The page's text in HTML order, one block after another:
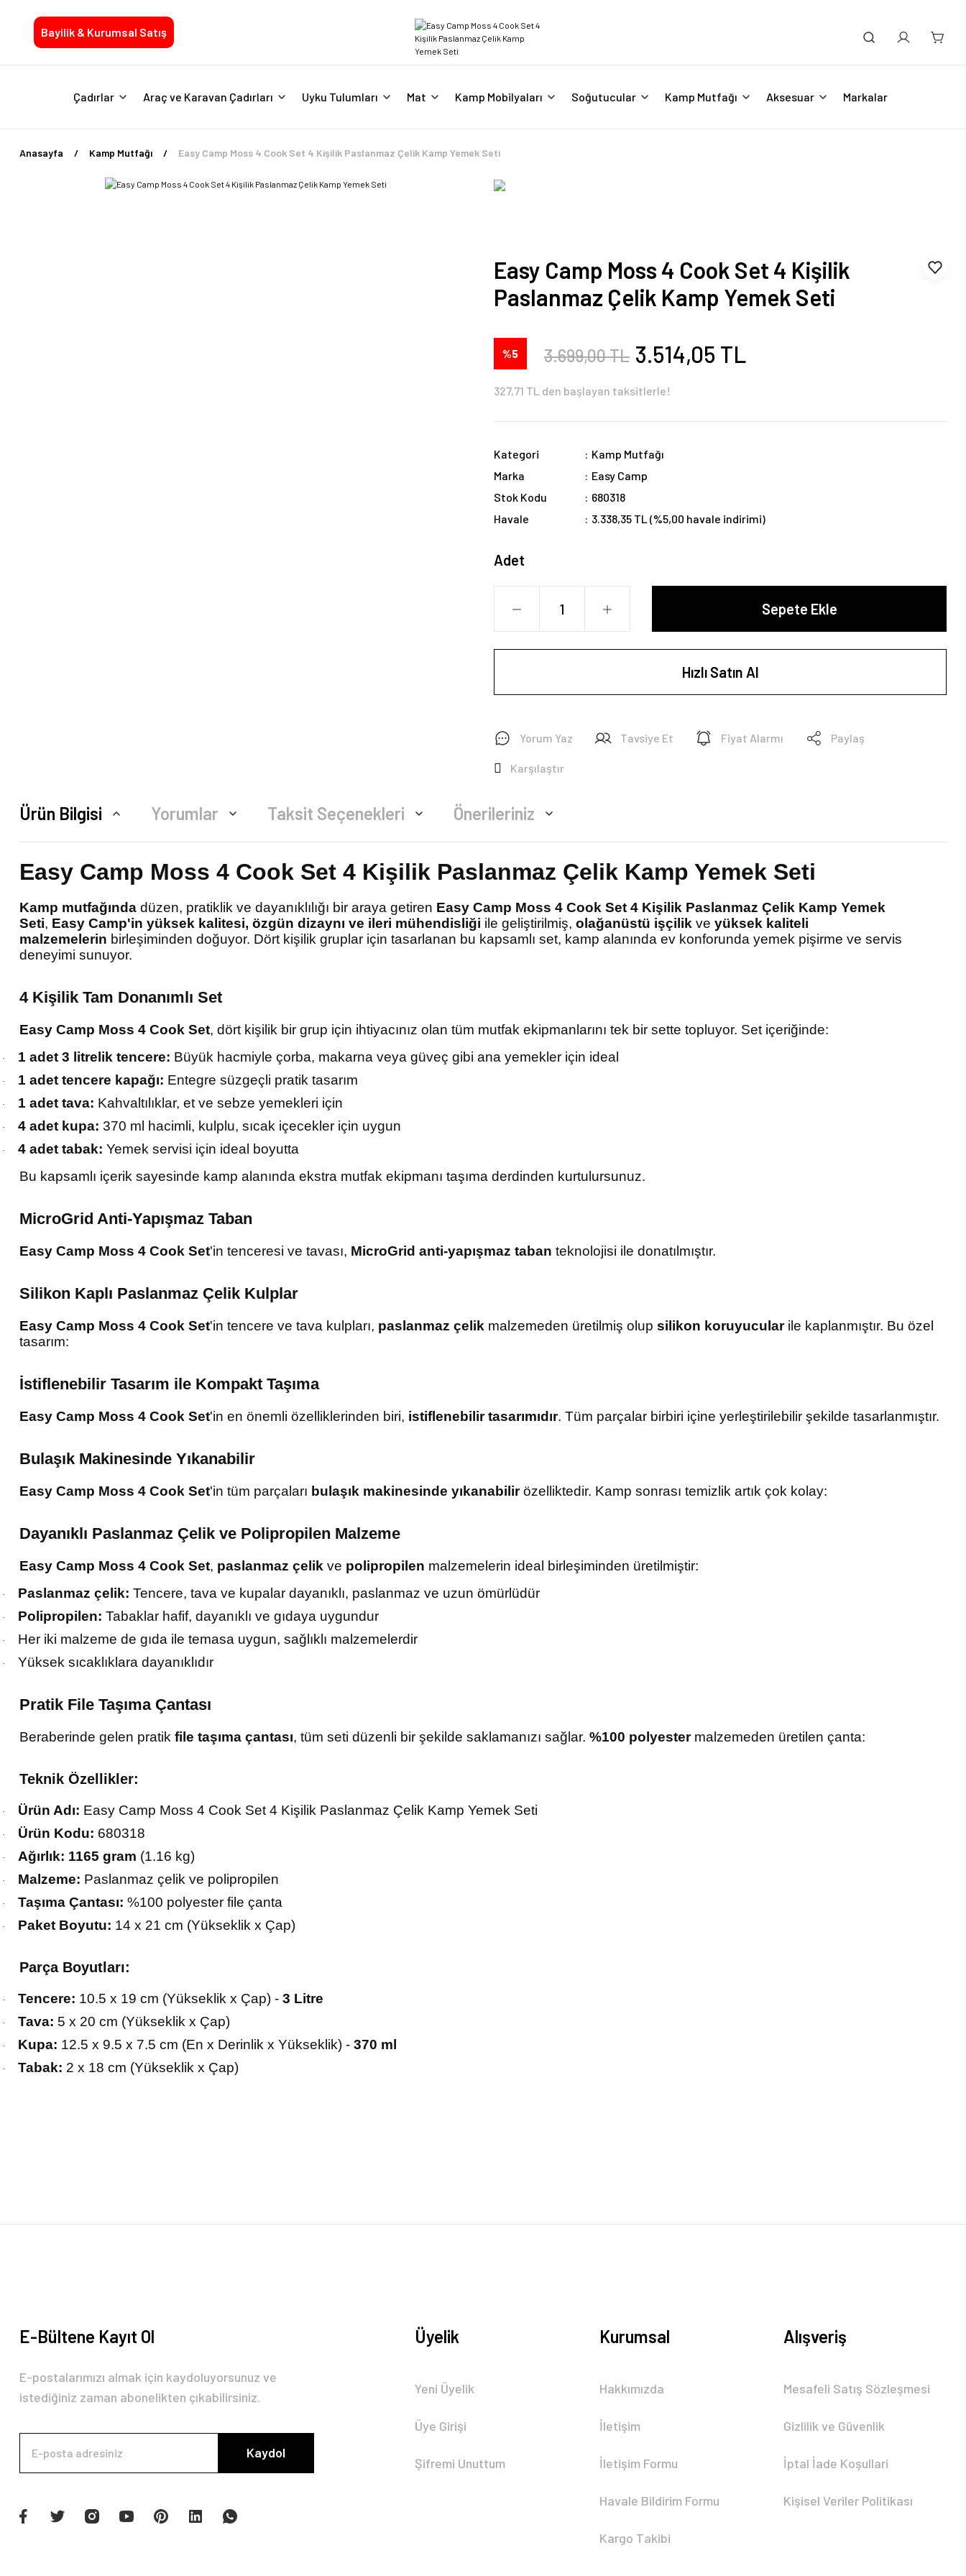
Bayilik & Kurumsal Satış
Çadırlar Araç ve Karavan Çadırları Uyku Tulumları Mat Kamp Mobilyaları Soğutucular Kamp Mutfağı Aksesuar Markalar
Anasayfa Kamp Mutfağı Easy Camp Moss 4 Cook Set 4 Kişilik Paslanmaz Çelik Kamp Yemek Seti
Easy Camp Moss 4 Cook Set 4 Kişilik
Paslanmaz Çelik Kamp Yemek Seti
%5 3.699,00 TL 3.514,05 TL
327,71 TL den başlayan taksitlerle!
Kategori
Kamp Mutfağı
Marka
Easy Camp
Stok Kodu
680318
Havale
3.338,35 TL (%5,00 havale indirimi)
Adet
Sepete Ekle
Hızlı Satın Al
Yorum Yaz Tavsiye Et Fiyat Alarmı Paylaş
Karşılaştır
Ürün Bilgisi Yorumlar Taksit Seçenekleri Önerileriniz
Easy Camp Moss 4 Cook Set 4 Kişilik Paslanmaz Çelik Kamp Yemek Seti
Kamp mutfağında düzen, pratiklik ve dayanıklılığı bir araya getiren Easy Camp Moss 4 Cook Set 4 Kişilik Paslanmaz Çelik Kamp Yemek
Seti, Easy Camp'in yüksek kalitesi, özgün dizaynı ve ileri mühendisliği ile geliştirilmiş, olağanüstü işçilik ve yüksek kaliteli
malzemelerin birleşiminden doğuyor. Dört kişilik gruplar için tasarlanan bu kapsamlı set, kamp alanında ev konforunda yemek pişirme ve servis
deneyimi sunuyor.
4 Kişilik Tam Donanımlı Set
Easy Camp Moss 4 Cook Set, dört kişilik bir grup için ihtiyacınız olan tüm mutfak ekipmanlarını tek bir sette topluyor. Set içeriğinde:
· 1 adet 3 litrelik tencere: Büyük hacmiyle çorba, makarna veya güveç gibi ana yemekler için ideal
· 1 adet tencere kapağı: Entegre süzgeçli pratik tasarım
· 1 adet tava: Kahvaltılıklar, et ve sebze yemekleri için
· 4 adet kupa: 370 ml hacimli, kulplu, sıcak içecekler için uygun
· 4 adet tabak: Yemek servisi için ideal boyutta
Bu kapsamlı içerik sayesinde kamp alanında ekstra mutfak ekipmanı taşıma derdinden kurtulursunuz.
MicroGrid Anti-Yapışmaz Taban
Easy Camp Moss 4 Cook Set'in tenceresi ve tavası, MicroGrid anti-yapışmaz taban teknolojisi ile donatılmıştır.
Silikon Kaplı Paslanmaz Çelik Kulplar
Easy Camp Moss 4 Cook Set'in tencere ve tava kulpları, paslanmaz çelik malzemeden üretilmiş olup silikon koruyucularile kaplanmıştır. Bu özel
tasarım:
İstiflenebilir Tasarım ile Kompakt Taşıma
Easy Camp Moss 4 Cook Set'in en önemli özelliklerinden biri, istiflenebilir tasarımıdır. Tüm parçalar birbiri içine yerleştirilebilir şekilde tasarlanmıştır.
Bulaşık Makinesinde Yıkanabilir
Easy Camp Moss 4 Cook Set'in tüm parçaları bulaşık makinesinde yıkanabilirözelliktedir. Kamp sonrası temizlik artık çok kolay:
Dayanıklı Paslanmaz Çelik ve Polipropilen Malzeme
Easy Camp Moss 4 Cook Set, paslanmaz çelik ve polipropilen malzemelerin ideal birleşiminden üretilmiştir:
· Paslanmaz çelik: Tencere, tava ve kupalar dayanıklı, paslanmaz ve uzun ömürlüdür
· Polipropilen: Tabaklar hafif, dayanıklı ve gıdaya uygundur
· Her iki malzeme de gıda ile temasa uygun, sağlıklı malzemelerdir
· Yüksek sıcaklıklara dayanıklıdır
Pratik File Taşıma Çantası
Beraberinde gelen pratik file taşıma çantası, tüm seti düzenli bir şekilde saklamanızı sağlar. %100 polyestermalzemeden üretilen çanta:
Teknik Özellikler:
· Ürün Adı: Easy Camp Moss 4 Cook Set 4 Kişilik Paslanmaz Çelik Kamp Yemek Seti
· Ürün Kodu: 680318
· Ağırlık: 1165 gram (1.16 kg)
· Malzeme: Paslanmaz çelik ve polipropilen
· Taşıma Çantası: %100 polyester file çanta
· Paket Boyutu: 14 x 21 cm (Yükseklik x Çap)
Parça Boyutları:
· Tencere: 10.5 x 19 cm (Yükseklik x Çap) - 3 Litre
· Tava: 5 x 20 cm (Yükseklik x Çap)
· Kupa: 12.5 x 9.5 x 7.5 cm (En x Derinlik x Yükseklik) - 370 ml
· Tabak: 2 x 18 cm (Yükseklik x Çap)
E-Bültene Kayıt Ol
E-postalarımızı almak için kaydoluyorsunuz ve
istediğiniz zaman abonelikten çıkabilirsiniz.
Kaydol
Üyelik
Yeni Üyelik
Üye Girişi
Şifremi Unuttum
Kurumsal
Hakkımızda
İletişim
İletişim Formu
Havale Bildirim Formu
Kargo Takibi
Alışveriş
Mesafeli Satış Sözleşmesi
Gizlilik ve Güvenlik
İptal İade Koşullari
Kişisel Veriler Politikası